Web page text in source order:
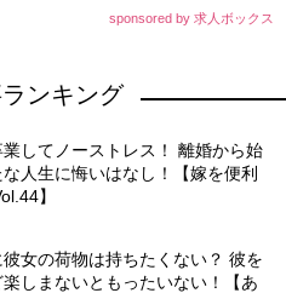
sponsored by 求人ボックス
ンキング
してノーストレス！ 離婚から始
人生に悔いはなし！【嫁を便利
】
女の荷物は持ちたくない？ 彼を
しまないともったいない！【あ